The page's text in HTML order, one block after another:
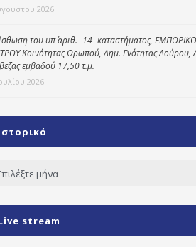
2026
του υπ΄ αριθ. -14- καταστήματος,
Κοινότητας Ωρωπού, Δημ. Ενότητας Λούρου,
εμβαδού 17,50 τ.μ.
2026
stream